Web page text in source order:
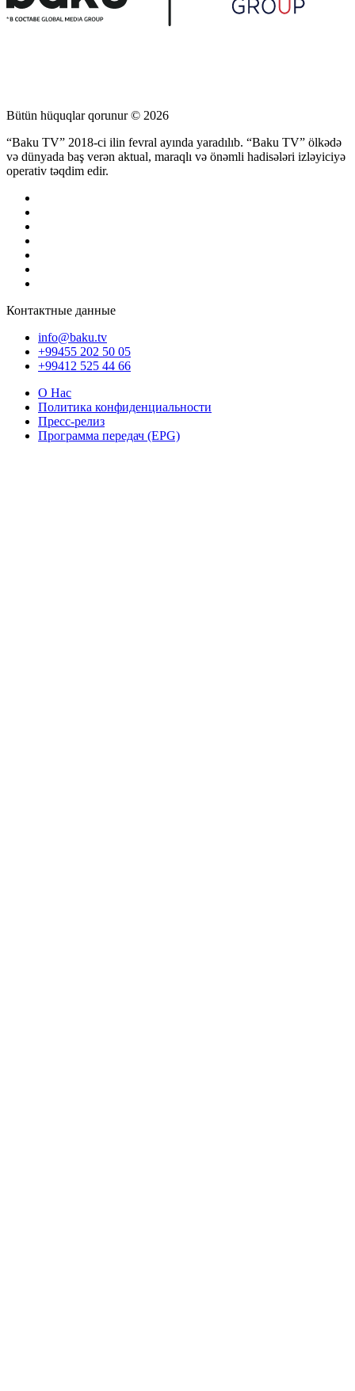
Bütün hüquqlar qorunur © 2026
“Baku TV” 2018-ci ilin fevral ayında yaradılıb. “Baku TV” ölkədə
və dünyada baş verən aktual, maraqlı və önəmli hadisələri izləyiciyə
operativ təqdim edir.
Контактные данные
info@baku.tv
+99455 202 50 05
+99412 525 44 66
О Нас
Политика конфиденциальности
Пресс-релиз
Программа передач (EPG)